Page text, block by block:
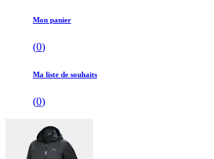
Mon panier
(0)
Ma liste de souhaits
(0)